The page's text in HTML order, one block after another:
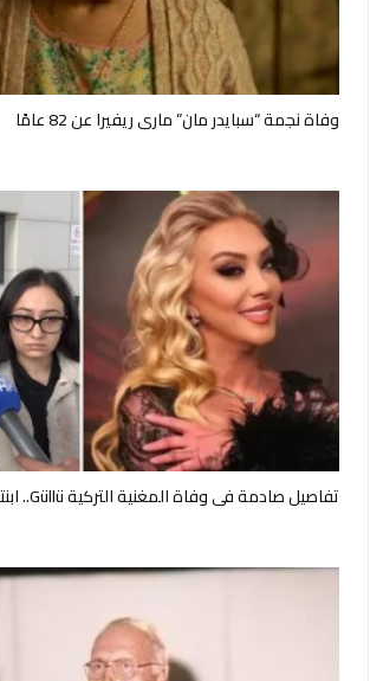
وفاة نجمة “سبايدر مان” ماري ريفيرا عن 82 عامًا
تفاصيل صادمة في وفاة المغنية التركية Güllü.. ابنتها قتلتها عمداً